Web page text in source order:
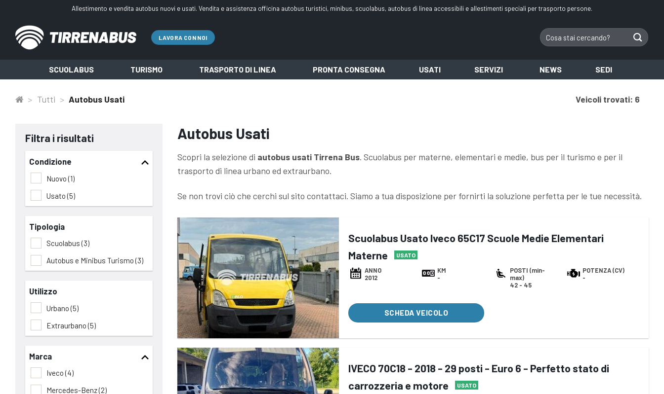
content
Allestimento e vendita autobus nuovi e usati. Vendita e assistenza officina autobus turistici, minibus, scuolabus, autobus di linea accessibili e allestimenti speciali per trasporto persone.
LAVORA CON NOI
Cerca:
SCUOLABUS TURISMO TRASPORTO DI LINEA PRONTA CONSEGNA USATI SERVIZI NEWS SEDI
> Tutti > Autobus Usati Veicoli trovati: 6
Filtra i risultati
Condizione
Nuovo (1)
Usato (5)
Tipologia
Scuolabus (3)
Autobus e Minibus Turismo (3)
Utilizzo
Urbano (5)
Extraurbano (5)
Marca
Iveco (4)
Mercedes-Benz(2)
Autobus Usati
Scopri la selezione di autobus usati Tirrena Bus. Scuolabus per materne, elementari e medie, bus per il turismo e per il
trasporto di linea urbano ed extraurbano.
Se non trovi ciò che cerchi sul sito contattaci. Siamo a tua disposizione per fornirti la soluzione perfetta per le tue necessità.
Scuolabus Usato Iveco 65C17 Scuole Medie Elementari
Materne
USATO
ANNO
2012
KM
-
POSTI (min-
max)
42 - 45
POTENZA (CV)
-
SCHEDA VEICOLO
IVECO 70C18 - 2018 - 29 posti - Euro 6 - Perfetto stato di
carrozzeria e motore
USATO